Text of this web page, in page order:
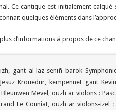
Ce cantique est initialement calqué
quelques éléments dans
d’informations à propos de ce
gant al laz-seniñ barok
Krouedur, kempennet gant
Mevel, ouzh ar violoñs :
Le Conniat, ouzh ar violoñs-izel